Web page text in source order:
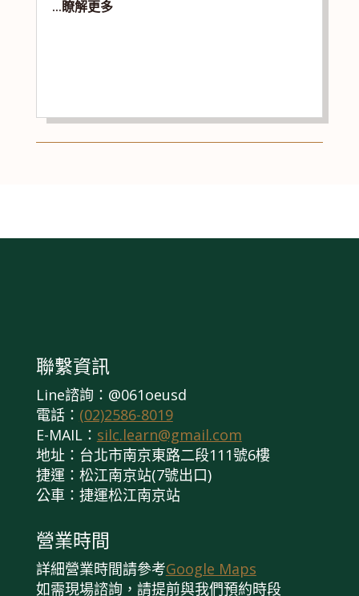
...瞭解更多
聯繫資訊
Line諮詢：@061oeusd
電話： (02)2586-8019
E-MAIL： silc.learn@gmail.com
地址：台北市南京東路二段111號6樓
捷運：松江南京站(7號出口)
公車：捷運松江南京站
營業時間
詳細營業時間請參考Google Maps
如需現場諮詢，請提前與我們預約時段